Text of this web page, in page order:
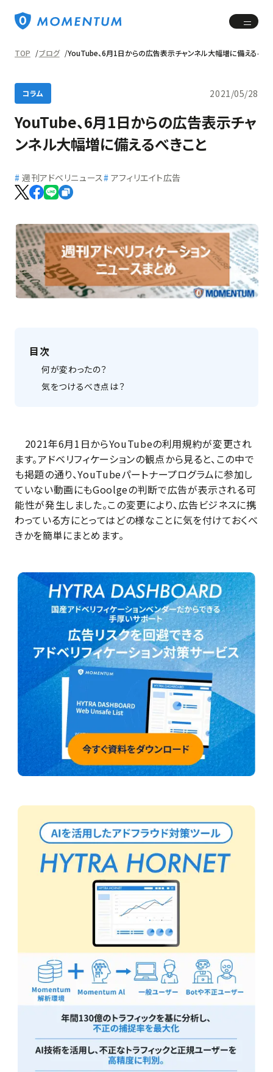
TOP ブログ YouTube、6月1日からの広告表示チャンネル大幅増に備えるべき
コラム 2021/05/28
YouTube、6月1日からの広告表示チャ
ンネル大幅増に備えるべきこと
週刊アドベリニュース アフィリエイト広告
目次
何が変わったの？
気をつけるべき点は？
2021年6月1日からYouTubeの利用規約が変更され
ます。アドベリフィケーションの観点から見ると、この中で
も掲題の通り、YouTubeパートナープログラムに参加し
ていない動画にもGoolgeの判断で広告が表示される可
能性が発生しました。この変更により、広告ビジネスに携
わっている方にとってはどの様なことに気を付けておくべ
きかを簡単にまとめます。